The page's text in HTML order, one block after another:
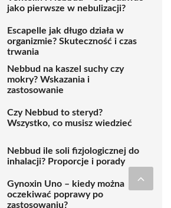
jako pierwsze w nebulizacji?
Escapelle jak długo działa w
organizmie? Skuteczność i czas
trwania
Nebbud na kaszel suchy czy
mokry? Wskazania i
zastosowanie
Czy Nebbud to steryd?
Wszystko, co musisz wiedzieć
Nebbud ile soli fizjologicznej do
inhalacji? Proporcje i porady
Gynoxin Uno – kiedy można
oczekiwać poprawy po
zastosowaniu?